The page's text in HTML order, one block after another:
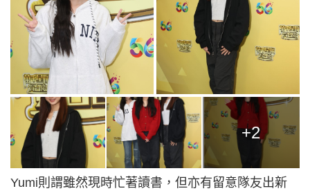
+2
Yumi則謂雖然現時忙著讀書，但亦有留意隊友出新